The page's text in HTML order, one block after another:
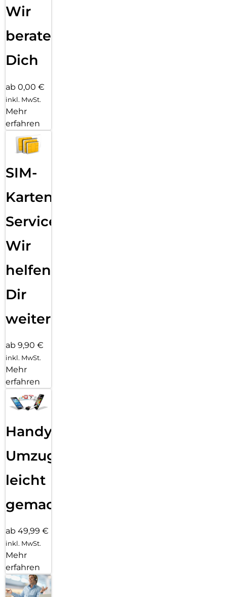
Wir
beraten
Dich
ab 0,00 €
inkl. MwSt.
Mehr
erfahren
SIM-
Karten
Service:
Wir
helfen
Dir
weiter
ab 9,90 €
inkl. MwSt.
Mehr
erfahren
Handy
Umzug
leicht
gemacht!
ab 49,99 €
inkl. MwSt.
Mehr
erfahren